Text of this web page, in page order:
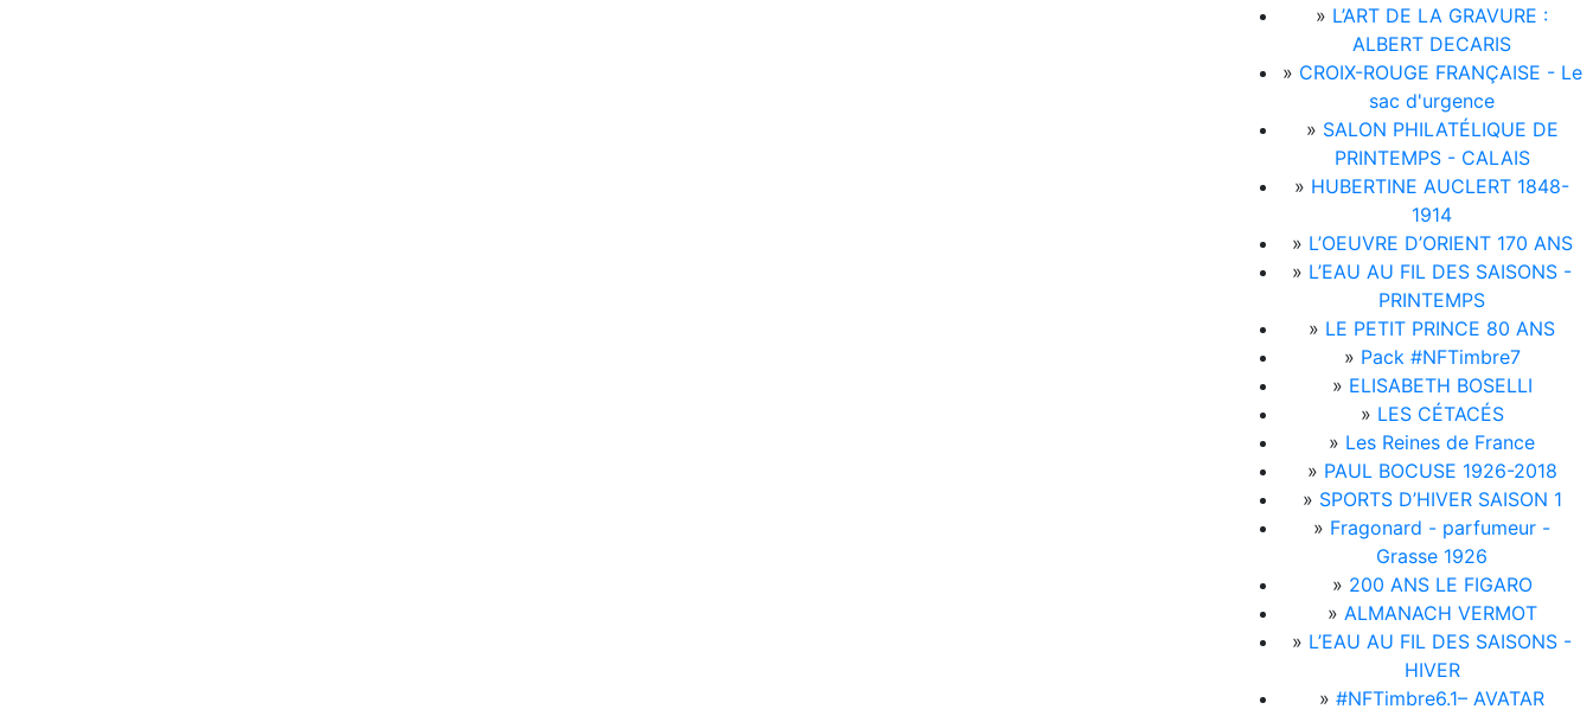
» L’ART DE LA GRAVURE :
ALBERT DECARIS
» CROIX-ROUGE FRANÇAISE - Le
sac d'urgence
» SALON PHILATÉLIQUE DE
PRINTEMPS - CALAIS
» HUBERTINE AUCLERT 1848-
1914
» L’OEUVRE D’ORIENT 170 ANS
» L’EAU AU FIL DES SAISONS -
PRINTEMPS
» LE PETIT PRINCE 80 ANS
» Pack #NFTimbre7
» ELISABETH BOSELLI
» LES CÉTACÉS
» Les Reines de France
» PAUL BOCUSE 1926-2018
» SPORTS D’HIVER SAISON 1
» Fragonard - parfumeur -
Grasse 1926
» 200 ANS LE FIGARO
» ALMANACH VERMOT
» L’EAU AU FIL DES SAISONS -
HIVER
» #NFTimbre6.1– AVATAR